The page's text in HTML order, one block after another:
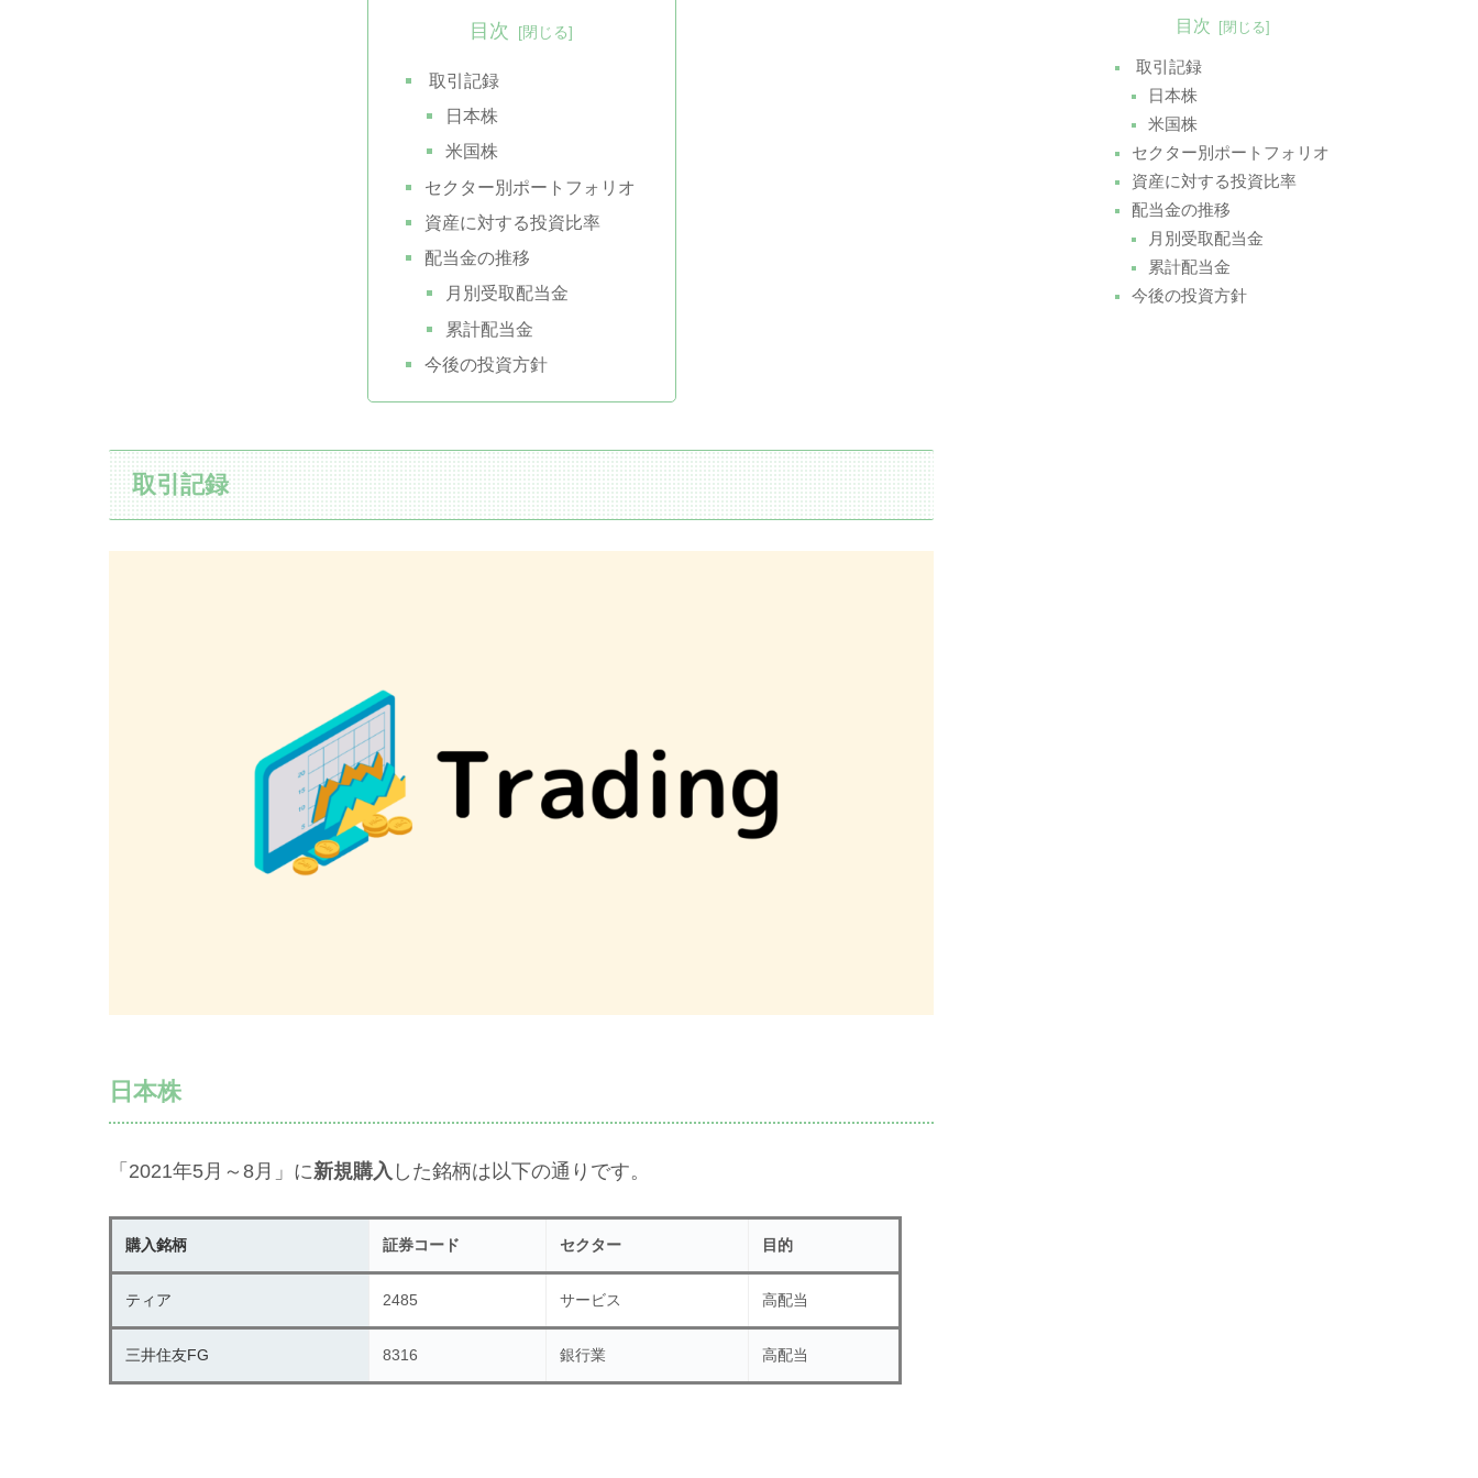
目次
取引記録
日本株
米国株
セクター別ポートフォリオ
資産に対する投資比率
配当金の推移
月別受取配当金
累計配当金
今後の投資方針
取引記録
日本株
「2021年5月～8月」に新規購入 した銘柄は以下の通りです。
購入銘柄 証券コード セクター 目的
ティア 2485 サービス 高配当
三井住友FG 8316 銀行業 高配当
目次
取引記録
日本株
米国株
セクター別ポートフォリオ
資産に対する投資比率
配当金の推移
月別受取配当金
累計配当金
今後の投資方針